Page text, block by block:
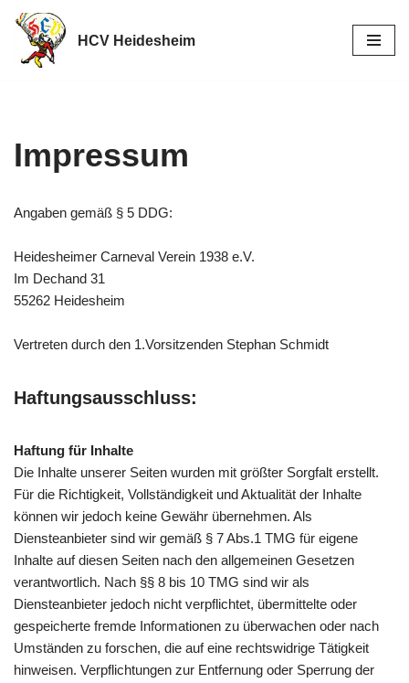
Zum
Inhalt
HCV Heidesheim
Impressum
Angaben gemäß § 5 DDG:
Heidesheimer Carneval Verein 1938 e.V.
Im Dechand 31
55262 Heidesheim
Vertreten durch den 1.Vorsitzenden Stephan Schmidt
Haftungsausschluss:
Haftung für Inhalte
Die Inhalte unserer Seiten wurden mit größter Sorgfalt erstellt.
Für die Richtigkeit, Vollständigkeit und Aktualität der Inhalte
können wir jedoch keine Gewähr übernehmen. Als
Diensteanbieter sind wir gemäß § 7 Abs.1 TMG für eigene
Inhalte auf diesen Seiten nach den allgemeinen Gesetzen
verantwortlich. Nach §§ 8 bis 10 TMG sind wir als
Diensteanbieter jedoch nicht verpflichtet, übermittelte oder
gespeicherte fremde Informationen zu überwachen oder nach
Umständen zu forschen, die auf eine rechtswidrige Tätigkeit
hinweisen. Verpflichtungen zur Entfernung oder Sperrung der